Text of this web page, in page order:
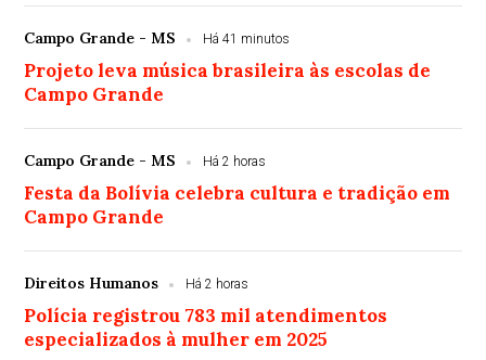
Campo Grande - MS Há 41 minutos
Projeto leva música brasileira às escolas de
Campo Grande
Campo Grande - MS Há 2 horas
Festa da Bolívia celebra cultura e tradição em
Campo Grande
Direitos Humanos Há 2 horas
Polícia registrou 783 mil atendimentos
especializados à mulher em 2025